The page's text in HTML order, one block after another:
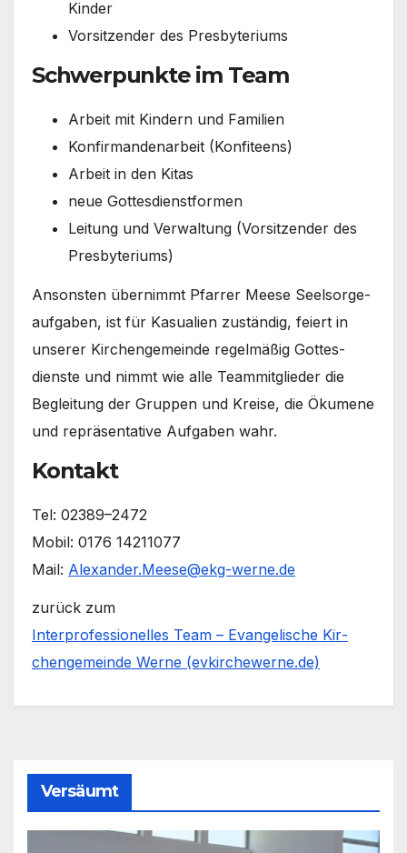
Kin­der
Vor­sit­zen­der des Pres­by­te­ri­ums
Schwerpunkte im Team
Arbeit mit Kin­dern und Fami­li­en
Kon­fir­man­den­ar­beit (Kon­fi­teens)
Arbeit in den Kitas
neue Got­tes­dienst­for­men
Lei­tung und Ver­wal­tung (Vor­sit­zen­der des
Pres­by­te­ri­ums)
Ansons­ten über­nimmt Pfar­rer Mee­se Seel­sor­ge­
auf­ga­ben, ist für Kasua­li­en zustän­dig, fei­ert in
unse­rer Kir­chen­ge­mein­de regel­mä­ßig Got­tes­
diens­te und nimmt wie alle Team­mit­glie­der die
Beglei­tung der Grup­pen und Krei­se, die Öku­me­ne
und reprä­sen­ta­ti­ve Auf­ga­ben wahr.
Kontakt
Tel: 02389–2472
Mobil: 0176 14211077
Mail: Alexander.Meese@ekg-werne.de
zurück zum
Inter­pro­fes­sio­nel­les Team – Evan­ge­li­sche Kir­
chen­ge­mein­de Wer­ne (evkirchewerne.de)
Versäumt